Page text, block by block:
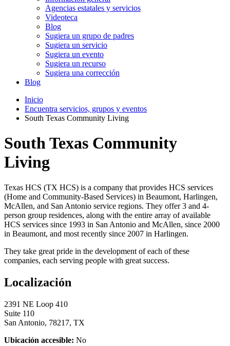
Agencias estatales y servicios
Videoteca
Blog
Sugiera un grupo de padres
Sugiera un servicio
Sugiera un evento
Sugiera un recurso
Sugiera una corrección
Blog
Inicio
Encuentra servicios, grupos y eventos
South Texas Community Living
South Texas Community
Living
Texas HCS (TX HCS) is a company that provides HCS services
(Home and Community-Based Services) in Beaumont, Harlingen,
McAllen, and San Antonio service regions. They offer 3 and 4-
person group residences, along with the entire array of available
HCS services since 1993 in San Antonio and McAllen, since 2000
in Beaumont, and most recently since 2007 in Harlingen.
They take great pride in the development of each of these
companies, each serving people with great success.
Localización
2391 NE Loop 410
Suite 110
San Antonio, 78217, TX
Ubicación accesible: No